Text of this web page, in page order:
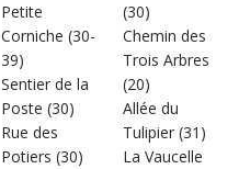
Petite
Corniche (30-
39)
Sentier de la
Poste (30)
Rue des
Potiers (30)
(30)
Chemin des
Trois Arbres
(20)
Allée du
Tulipier (31)
La Vaucelle